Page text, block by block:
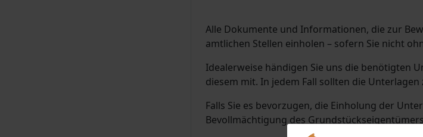
Alle Dokumente und Informationen, die zur
amtlichen Stellen einholen – sofern Sie nicht
Idealerweise händigen Sie uns die benötigten
diesem mit. In jedem Fall sollten die
Falls Sie es bevorzugen, die Einholung der
Bevollmächtigung des